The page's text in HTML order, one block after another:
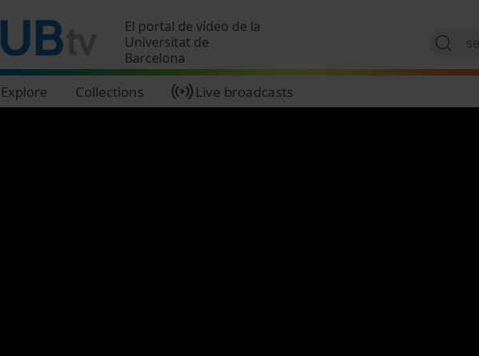
El portal de vídeo de la
Universitat de
Barcelona
Explore Collections Live broadcasts